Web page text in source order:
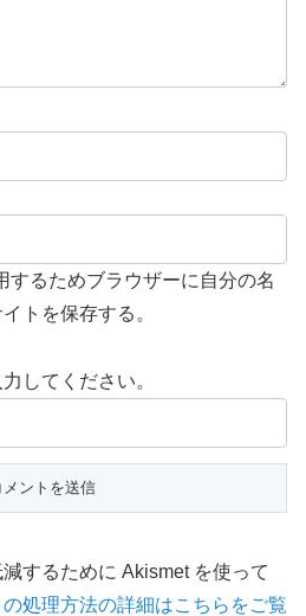
するためブラウザーに自分の名
トを保存する。
してください。
するために Akismet を使って
処理方法の詳細はこちらをご覧